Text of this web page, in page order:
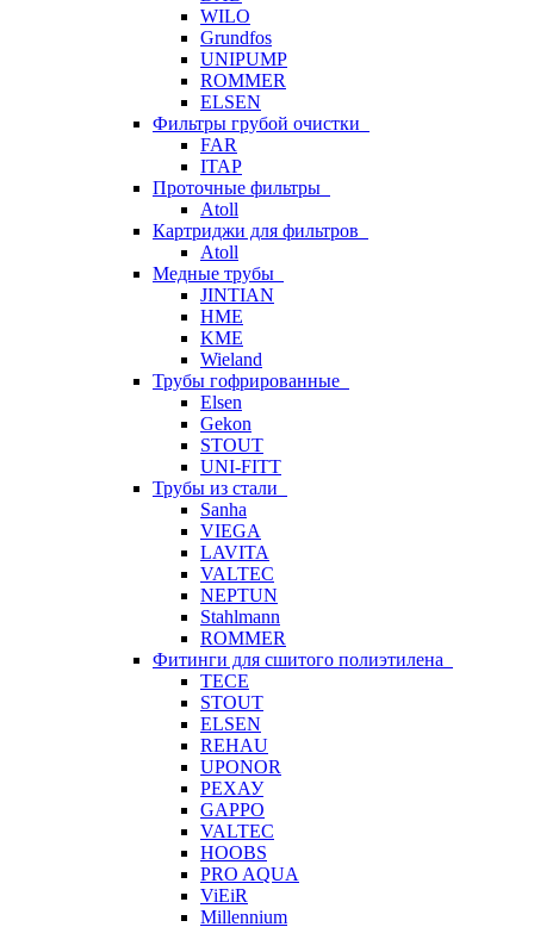
WILO
Grundfos
UNIPUMP
ROMMER
ELSEN
Фильтры грубой очистки
FAR
ITAP
Проточные фильтры
Atoll
Картриджи для фильтров
Atoll
Медные трубы
JINTIAN
HME
KME
Wieland
Трубы гофрированные
Elsen
Gekon
STOUT
UNI-FITT
Трубы из стали
Sanha
VIEGA
LAVITA
VALTEC
NEPTUN
Stahlmann
ROMMER
Фитинги для сшитого полиэтилена
TECE
STOUT
ELSEN
REHAU
UPONOR
РЕХАУ
GAPPO
VALTEC
HOOBS
PRO AQUA
ViEiR
Millennium